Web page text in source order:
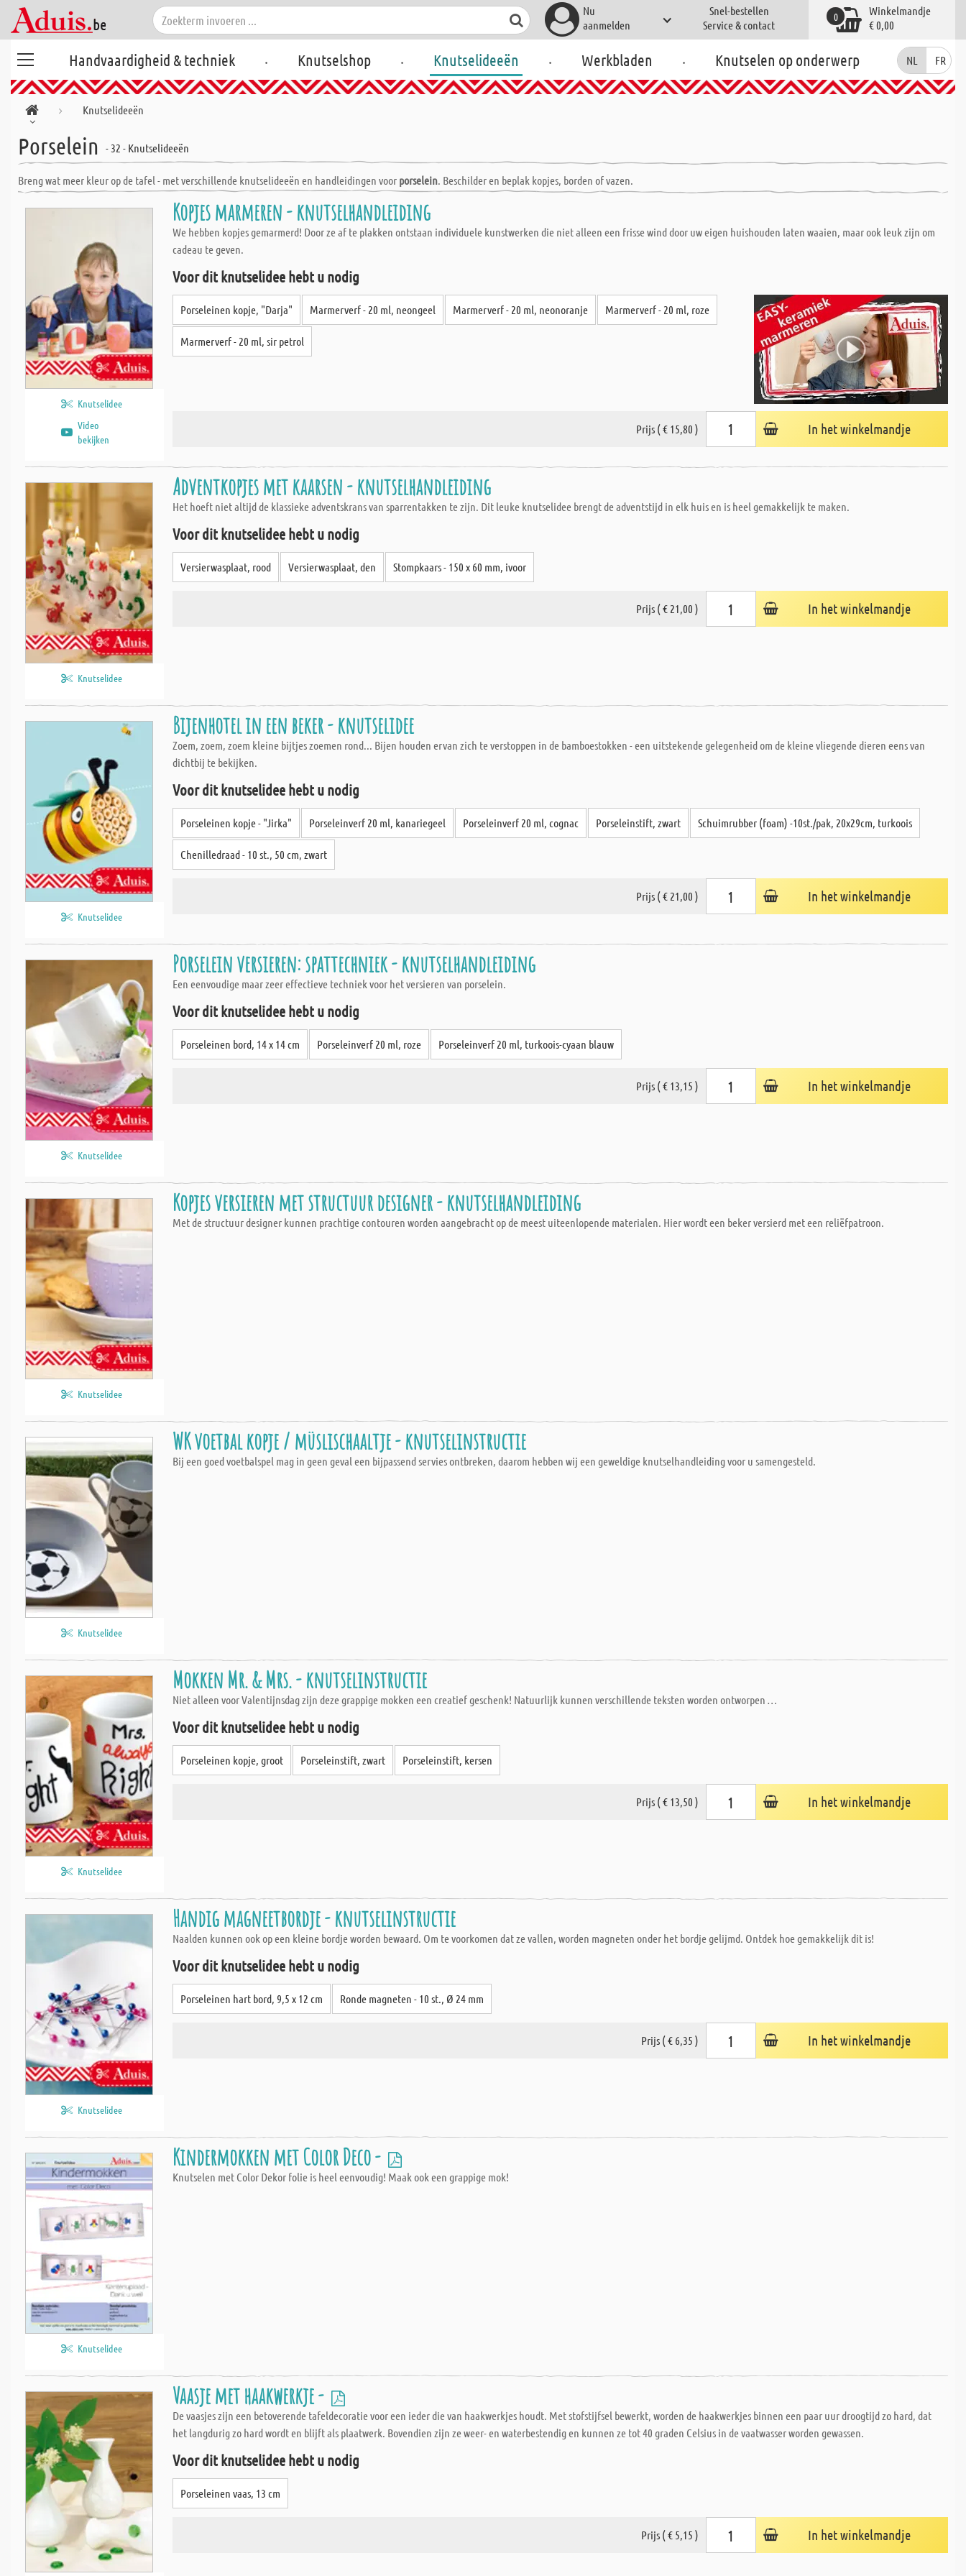
Nu
aanmelden
Snel-bestellen
Service & contact
Winkelmandje
€ 0,00
0
Handvaardigheid & techniek . Knutselshop . Knutselideeën . Werkbladen . Knutselen op onderwerp NL FR
Knutselideeën
Porselein - 32 - Knutselideeën
Breng wat meer kleur op de tafel - met verschillende knutselideeën en handleidingen voor porselein. Beschilder en beplak kopjes, borden of vazen​​.
Knutselidee
Video
bekijken
Kopjes marmeren - knutselhandleiding
We hebben kopjes gemarmerd! Door ze af te plakken ontstaan individuele kunstwerken die niet alleen een frisse wind door uw eigen huishouden laten waaien, maar ook leuk zijn om
cadeau te geven.
Voor dit knutselidee hebt u nodig
Porseleinen kopje, "Darja" Marmerverf - 20 ml, neongeel Marmerverf - 20 ml, neonoranje Marmerverf - 20 ml, roze
Marmerverf - 20 ml, sir petrol
Prijs ( € 15,80 ) In het winkelmandje
Knutselidee
Adventkopjes met kaarsen - knutselhandleiding
Het hoeft niet altijd de klassieke adventskrans van sparrentakken te zijn. Dit leuke knutselidee brengt de adventstijd in elk huis en is heel gemakkelijk te maken.
Voor dit knutselidee hebt u nodig
Versierwasplaat, rood Versierwasplaat, den Stompkaars - 150 x 60 mm, ivoor
Prijs ( € 21,00 ) In het winkelmandje
Knutselidee
Bijenhotel in een beker - knutselidee
Zoem, zoem, zoem kleine bijtjes zoemen rond... Bijen houden ervan zich te verstoppen in de bamboestokken - een uitstekende gelegenheid om de kleine vliegende dieren eens van
dichtbij te bekijken.
Voor dit knutselidee hebt u nodig
Porseleinen kopje - "Jirka" Porseleinverf 20 ml, kanariegeel Porseleinverf 20 ml, cognac Porseleinstift, zwart Schuimrubber (foam) -10st./pak, 20x29cm, turkoois
Chenilledraad - 10 st., 50 cm, zwart
Prijs ( € 21,00 ) In het winkelmandje
Knutselidee
Porselein versieren: spattechniek - knutselhandleiding
Een eenvoudige maar zeer effectieve techniek voor het versieren van porselein.
Voor dit knutselidee hebt u nodig
Porseleinen bord, 14 x 14 cm Porseleinverf 20 ml, roze Porseleinverf 20 ml, turkoois-cyaan blauw
Prijs ( € 13,15 ) In het winkelmandje
Knutselidee
Kopjes versieren met structuur designer - knutselhandleiding
Met de structuur designer kunnen prachtige contouren worden aangebracht op de meest uiteenlopende materialen. Hier wordt een beker versierd met een reliëfpatroon.
Knutselidee
WK voetbal kopje / müslischaaltje - knutselinstructie
Bij een goed voetbalspel mag in geen geval een bijpassend servies ontbreken, daarom hebben wij een geweldige knutselhandleiding voor u samengesteld.
Knutselidee
Mokken Mr. & Mrs. - knutselinstructie
Niet alleen voor Valentijnsdag zijn deze grappige mokken een creatief geschenk! Natuurlijk kunnen verschillende teksten worden ontworpen …
Voor dit knutselidee hebt u nodig
Porseleinen kopje, groot Porseleinstift, zwart Porseleinstift, kersen
Prijs ( € 13,50 ) In het winkelmandje
Knutselidee
Handig magneetbordje - knutselinstructie
Naalden kunnen ook op een kleine bordje worden bewaard. Om te voorkomen dat ze vallen, worden magneten onder het bordje gelijmd. Ontdek hoe gemakkelijk dit is!
Voor dit knutselidee hebt u nodig
Porseleinen hart bord, 9,5 x 12 cm Ronde magneten - 10 st., Ø 24 mm
Prijs ( € 6,35 ) In het winkelmandje
Knutselidee
Kindermokken met Color Deco -
Knutselen met Color Dekor folie is heel eenvoudig! Maak ook een grappige mok!
Vaasje met haakwerkje -
De vaasjes zijn een betoverende tafeldecoratie voor een ieder die van haakwerkjes houdt. Met stofstijfsel bewerkt, worden de haakwerkjes binnen een paar uur droogtijd zo hard, dat
het langdurig zo hard wordt en blijft als plaatwerk. Bovendien zijn ze weer- en waterbestendig en kunnen ze tot 40 graden Celsius in de vaatwasser worden gewassen.
Voor dit knutselidee hebt u nodig
Porseleinen vaas, 13 cm
Prijs ( € 5,15 ) In het winkelmandje